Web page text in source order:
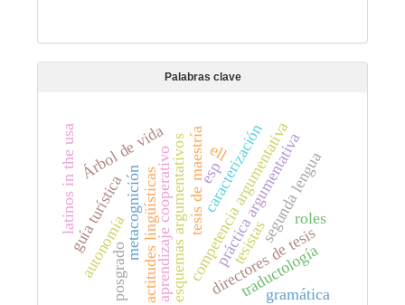
Palabras clave
competencia argumentativa
esquemas argumentativospráctica argumentativa
aprendizaje cooperativo
metacognición tesis de maestría
directores de tesis
tesistas
actitudes lingüísticas
Árbol de vida caracterización
traductología
guía turística
gramática
segunda lengua
latinos in the usa esp
ell
autonomía roles
posgrado